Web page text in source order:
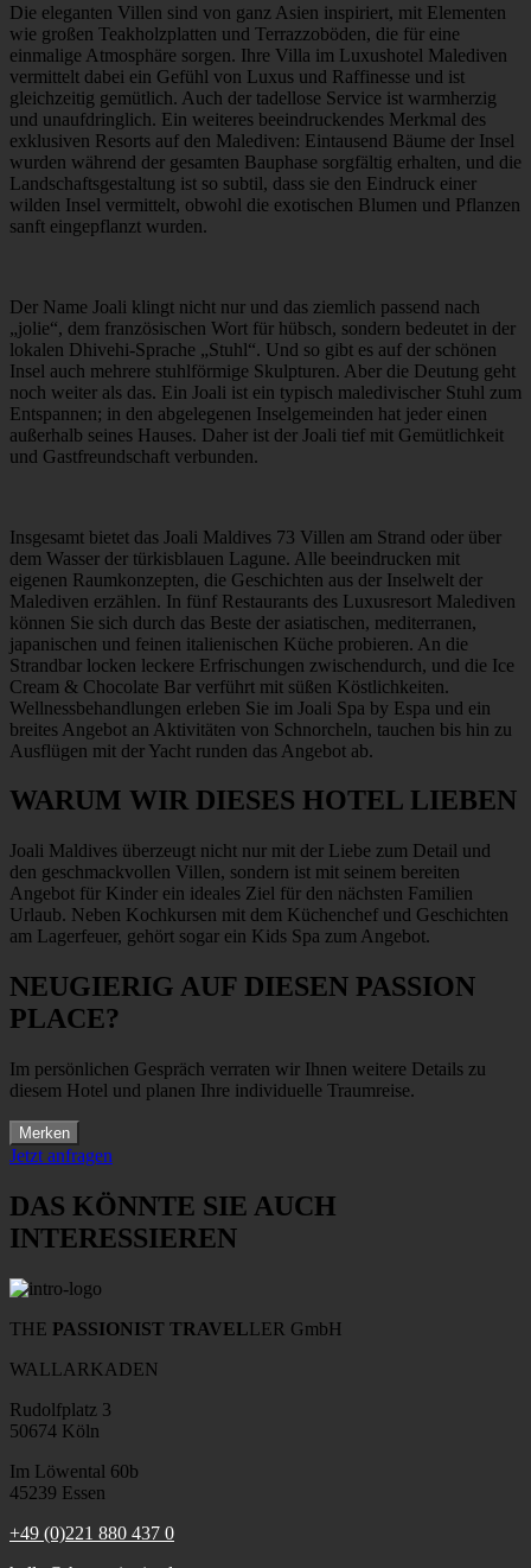
Die eleganten Villen sind von ganz Asien inspiriert, mit Elementen
wie großen Teakholzplatten und Terrazzoböden, die für eine
einmalige Atmosphäre sorgen. Ihre Villa im Luxushotel Malediven
vermittelt dabei ein Gefühl von Luxus und Raffinesse und ist
gleichzeitig gemütlich. Auch der tadellose Service ist warmherzig
und unaufdringlich. Ein weiteres beeindruckendes Merkmal des
exklusiven Resorts auf den Malediven: Eintausend Bäume der Insel
wurden während der gesamten Bauphase sorgfältig erhalten, und die
Landschaftsgestaltung ist so subtil, dass sie den Eindruck einer
wilden Insel vermittelt, obwohl die exotischen Blumen und Pflanzen
sanft eingepflanzt wurden.
Der Name Joali klingt nicht nur und das ziemlich passend nach
„jolie“, dem französischen Wort für hübsch, sondern bedeutet in der
lokalen Dhivehi-Sprache „Stuhl“. Und so gibt es auf der schönen
Insel auch mehrere stuhlförmige Skulpturen. Aber die Deutung geht
noch weiter als das. Ein Joali ist ein typisch maledivischer Stuhl zum
Entspannen; in den abgelegenen Inselgemeinden hat jeder einen
außerhalb seines Hauses. Daher ist der Joali tief mit Gemütlichkeit
und Gastfreundschaft verbunden.
Insgesamt bietet das Joali Maldives 73 Villen am Strand oder über
dem Wasser der türkisblauen Lagune. Alle beeindrucken mit
eigenen Raumkonzepten, die Geschichten aus der Inselwelt der
Malediven erzählen. In fünf Restaurants des Luxusresort Malediven
können Sie sich durch das Beste der asiatischen, mediterranen,
japanischen und feinen italienischen Küche probieren. An die
Strandbar locken leckere Erfrischungen zwischendurch, und die Ice
Cream & Chocolate Bar verführt mit süßen Köstlichkeiten.
Wellnessbehandlungen erleben Sie im Joali Spa by Espa und ein
breites Angebot an Aktivitäten von Schnorcheln, tauchen bis hin zu
Ausflügen mit der Yacht runden das Angebot ab.
WARUM WIR DIESES HOTEL LIEBEN
Joali Maldives überzeugt nicht nur mit der Liebe zum Detail und
den geschmackvollen Villen, sondern ist mit seinem bereiten
Angebot für Kinder ein ideales Ziel für den nächsten Familien
Urlaub. Neben Kochkursen mit dem Küchenchef und Geschichten
am Lagerfeuer, gehört sogar ein Kids Spa zum Angebot.
NEUGIERIG AUF DIESEN PASSION
PLACE?
Im persönlichen Gespräch verraten wir Ihnen weitere Details zu
diesem Hotel und planen Ihre individuelle Traumreise.
Merken
Jetzt anfragen
DAS KÖNNTE SIE AUCH
INTERESSIEREN
THE PASSIONIST TRAVELLER GmbH
WALLARKADEN
Rudolfplatz 3
50674 Köln
Im Löwental 60b
45239 Essen
+49 (0)221 880 437 0